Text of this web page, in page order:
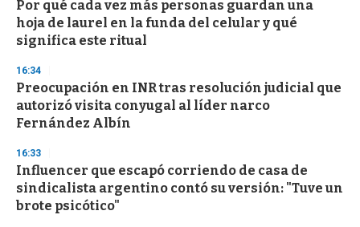
Por qué cada vez más personas guardan una
hoja de laurel en la funda del celular y qué
significa este ritual
16:34
Preocupación en INR tras resolución judicial que
autorizó visita conyugal al líder narco
Fernández Albín
16:33
Influencer que escapó corriendo de casa de
sindicalista argentino contó su versión: "Tuve un
brote psicótico"